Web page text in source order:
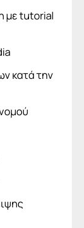
με tutorial
κατά την